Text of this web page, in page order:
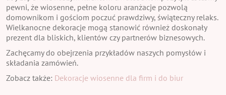
pewni, że wiosenne, pełne koloru aranżacje pozwolą
domownikom i gościom poczuć prawdziwy, świąteczny relaks.
Wielkanocne dekoracje mogą stanowić również doskonały
prezent dla bliskich, klientów czy partnerów biznesowych.
Zachęcamy do obejrzenia przykładów naszych pomysłów i
składania zamówień.
Zobacz także: Dekoracje wiosenne dla firm i do biur